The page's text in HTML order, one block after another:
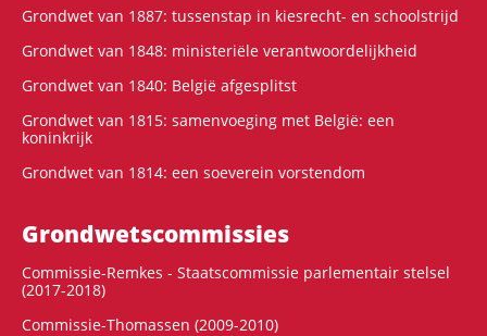
Grondwet van 1887: tussenstap in kiesrecht- en schoolstrijd
Grondwet van 1848: ministeriële verantwoordelijkheid
Grondwet van 1840: België afgesplitst
Grondwet van 1815: samenvoeging met België: een
koninkrijk
Grondwet van 1814: een soeverein vorstendom
Grondwets­commissies
Commissie-Remkes - Staatscommissie parlementair stelsel
(2017-2018)
Commissie-Thomassen (2009-2010)